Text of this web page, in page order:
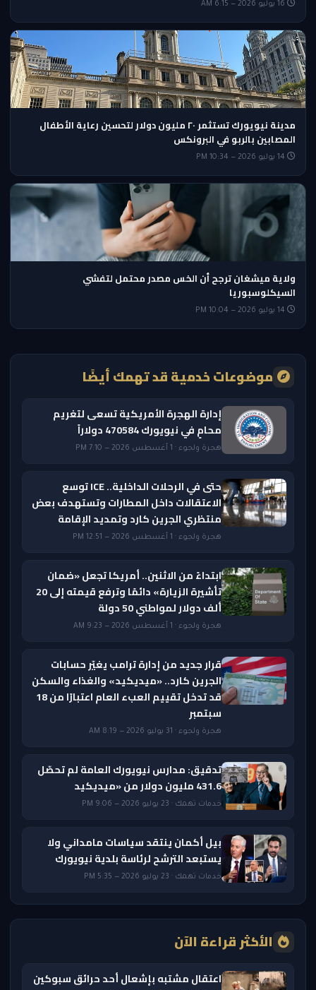
مدينة نيويورك تستثمر ٢٠ مليون دولار لتحسين رعاية الأطفال
المصابين بالربو في البرونكس
ولاية ميشغان ترجح أن الخس مصدر محتمل لتفشي
السيكلوسبوريا
موضوعات خدمية قد تهمك أيضًا
إدارة الهجرة الأمريكية تسعى لتغريم
محامٍ في نيويورك 470584 دولاراً
هجرة ولجوء · 1 أغسطس 2026 — 7:10 PM
حتى في الرحلات الداخلية.. ICE توسع
الاعتقالات داخل المطارات وتستهدف بعض
منتظري الجرين كارد وتمديد الإقامة
هجرة ولجوء · 1 أغسطس 2026 — 12:51 PM
ابتداءً من الاثنين.. أمريكا تجعل «ضمان
تأشيرة الزيارة» دائمًا وترفع قيمته إلى 20
ألف دولار لمواطني 50 دولة
هجرة ولجوء · 1 أغسطس 2026 — 9:23 AM
قرار جديد من إدارة ترامب يغيّر حسابات
الجرين كارد.. «ميديكيد» والغذاء والسكن
قد تدخل تقييم العبء العام اعتبارًا من 18
سبتمبر
هجرة ولجوء · 31 يوليو 2026 — 8:19 AM
تدقيق: مدارس نيويورك العامة لم تحصّل
431.6 مليون دولار من «ميديكيد
خدمات تهمك · 23 يوليو 2026 — 9:06 PM
بيل أكمان ينتقد سياسات مامداني ولا
يستبعد الترشح لرئاسة بلدية نيويورك
خدمات تهمك · 23 يوليو 2026 — 5:35 PM
الأكثر قراءة الآن
اعتقال مشتبه بإشعال أحد حرائق سبوكين